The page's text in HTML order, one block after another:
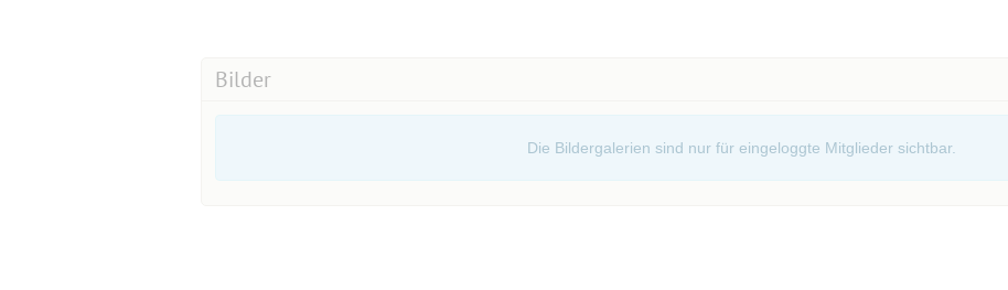
Bilder
Die Bildergalerien sind nur für eingeloggte Mitglieder sichtbar.